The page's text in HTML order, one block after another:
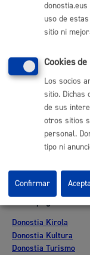
(+34) 943 481 000
Buzón de la
Enlaces útiles
Ofertas de empleo
Perfil del contratante
Mapas - GeoDonostia
Sala de prensa
Otras páginas web
Donostia Kirola
Donostia Kultura
Donostia Turismo
uso de
sitio ni
Cookies
Los socios
sitio. Dichas
de sus
otros sitios
personal.
tipo ni
Confirmar